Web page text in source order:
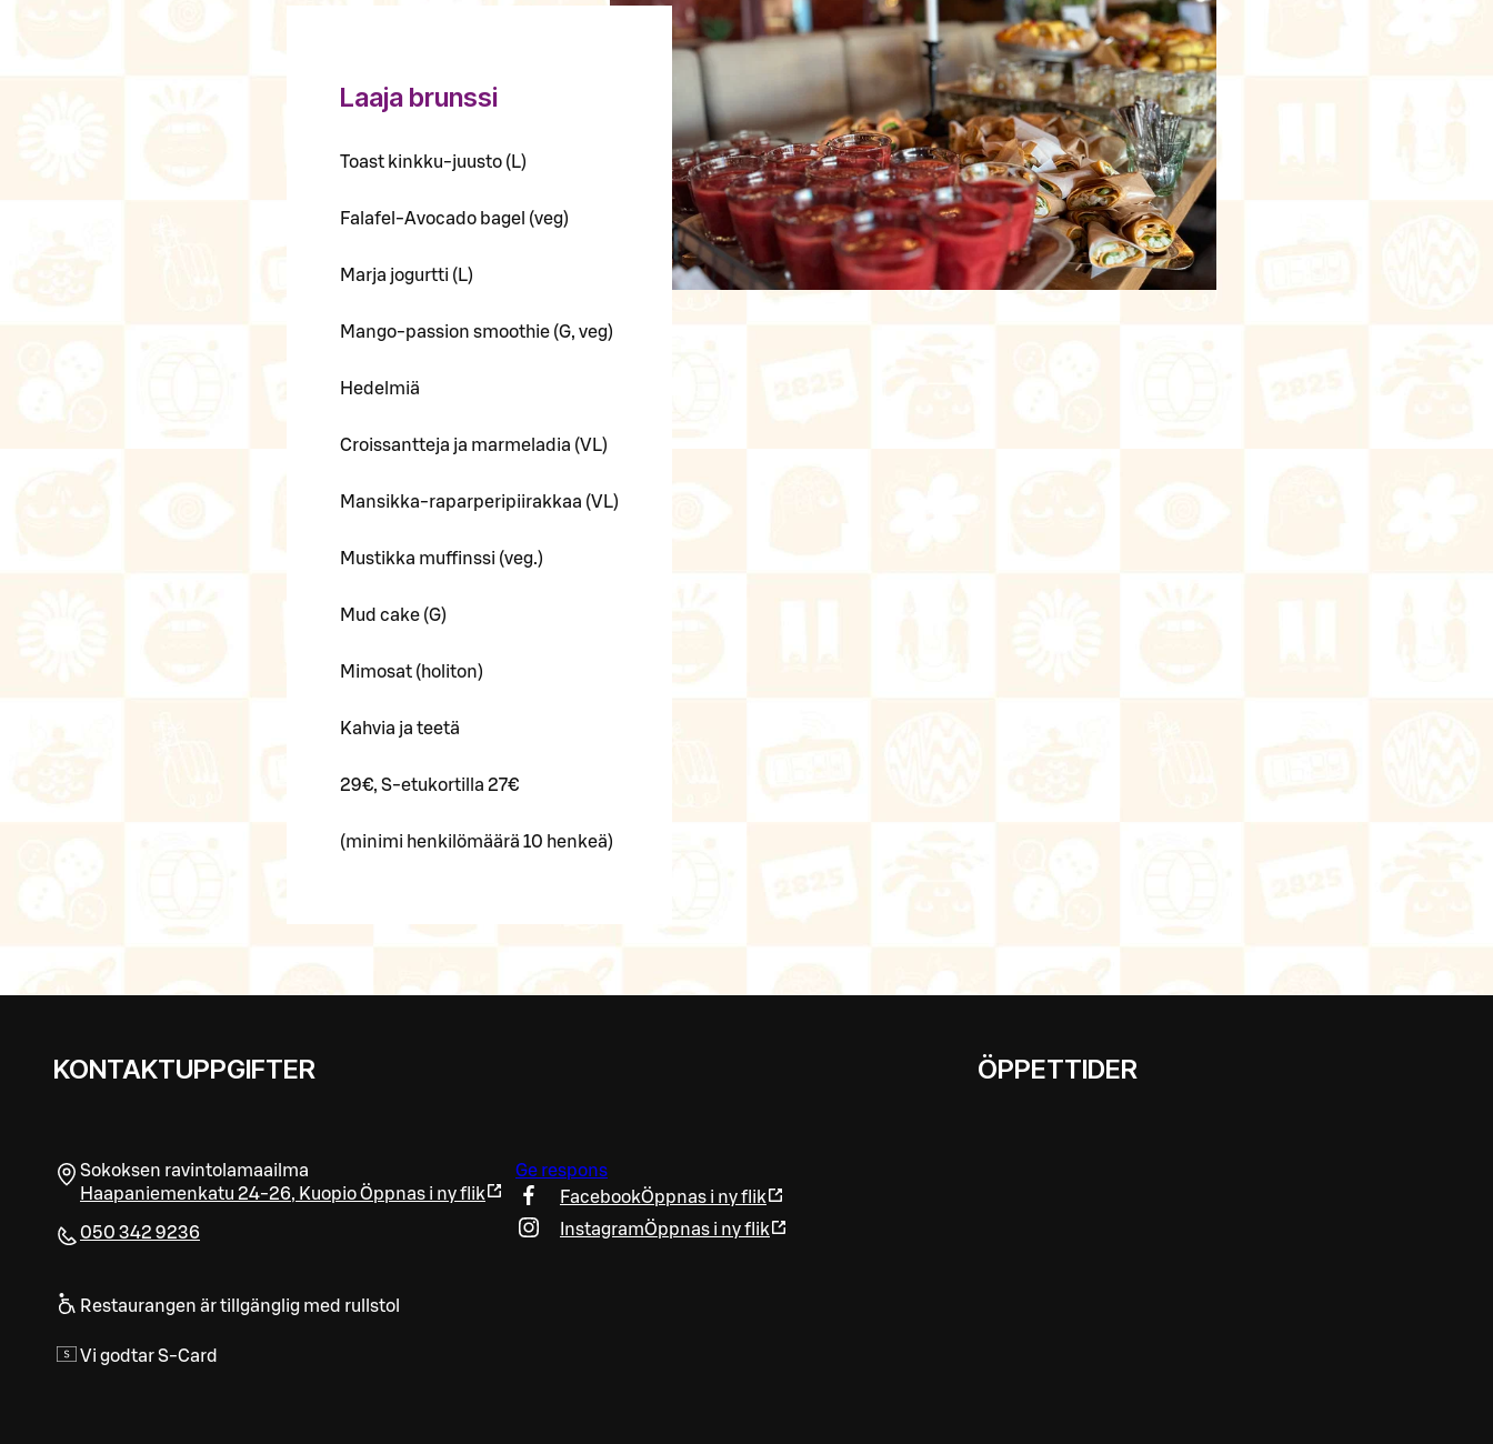
Laaja brunssi
Toast kinkku-juusto (L)
Falafel-Avocado bagel (veg)
Marja jogurtti (L)
Mango-passion smoothie (G, veg)
Hedelmiä
Croissantteja ja marmeladia (VL)
Mansikka-raparperipiirakkaa (VL)
Mustikka muffinssi (veg.)
Mud cake (G)
Mimosat (holiton)
Kahvia ja teetä
29€, S-etukortilla 27€
(minimi henkilömäärä 10 henkeä)
KONTAKTUPPGIFTER
Sokoksen ravintolamaailma
Haapaniemenkatu 24-26, KuopioÖppnas i ny flik
050 342 9236
Restaurangen är tillgänglig med rullstol
Vi godtar S-Card
Ge respons
FacebookÖppnas i ny flik
InstagramÖppnas i ny flik
ÖPPETTIDER